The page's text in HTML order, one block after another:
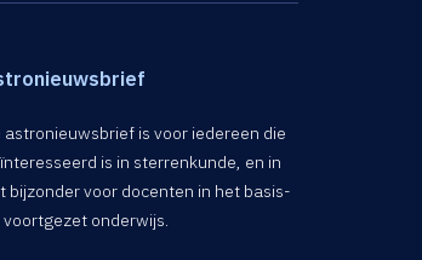
astronieuwsbrief is voor iedereen die
is in sterrenkunde, en in
bijzonder voor docenten in het basis-
voortgezet onderwijs.